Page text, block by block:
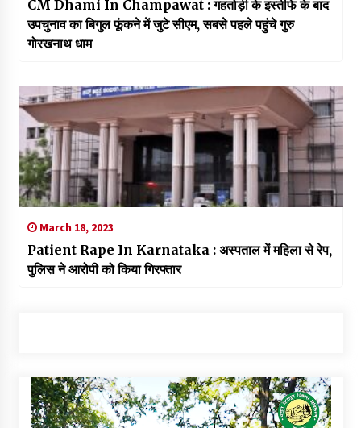
CM Dhami In Champawat : गहतोड़ी के इस्तीफे के बाद
उपचुनाव का बिगुल फूंकने में जुटे सीएम, सबसे पहले पहुंचे गुरु
गोरखनाथ धाम
March 18, 2023
Patient Rape In Karnataka : अस्पताल में महिला से रेप,
पुलिस ने आरोपी को किया गिरफ्तार